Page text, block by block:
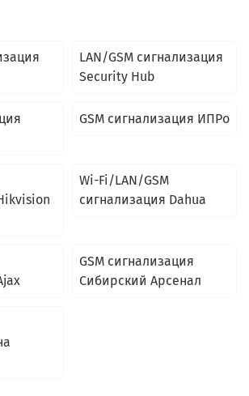
LAN/GSM сигнализация
Security Hub
GSM сигнализация ИПРо
Wi-Fi/LAN/GSM
сигнализация Dahua
GSM сигнализация
Сибирский Арсенал